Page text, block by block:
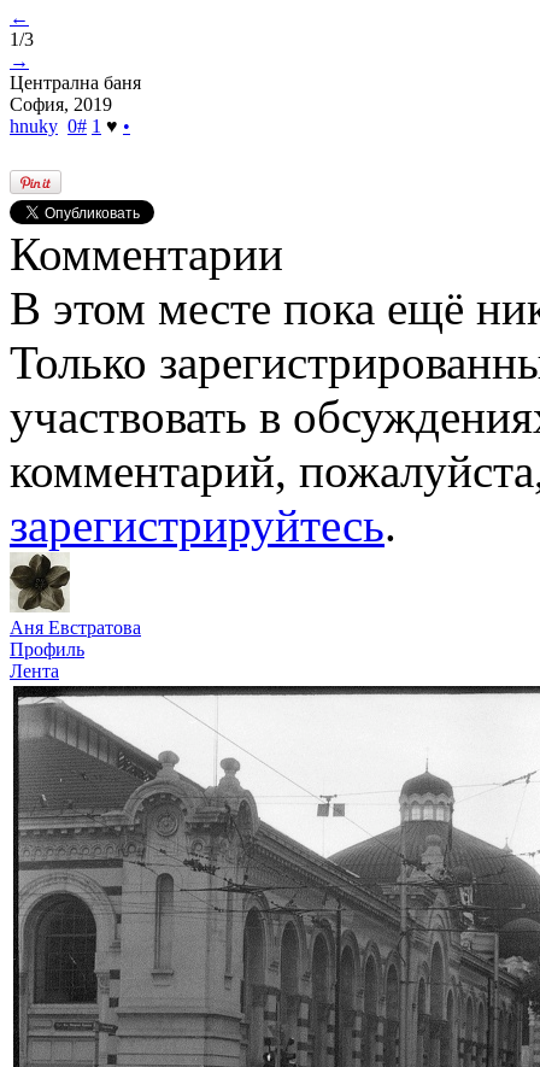
←
1/3
→
Централна баня
София, 2019
hnuky 0# 1 ♥ •
Комментарии
В этом месте пока ещё
Только
участвовать в
комментарий,
зарегистрируйтесь.
Аня Евстратова
Профиль
Лента